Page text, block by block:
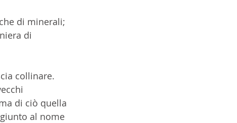
di minerali;
di
collinare.
di ciò quella
al nome